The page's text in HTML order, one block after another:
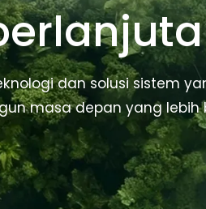
dan solusi sistem
masa depan yang lebih